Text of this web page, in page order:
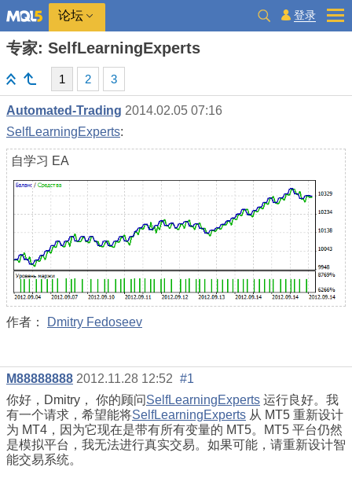
论坛 登录
专家: SelfLearningExperts
1 2 3
Automated-Trading 2014.02.05 07:16
SelfLearningExperts:
自学习 EA
作者： Dmitry Fedoseev
M88888888 2012.11.28 12:52 #1
你好，Dmitry，
你的顾问SelfLearningExperts 运行良好。我
有一个请求，希望能将SelfLearningExperts 从 MT5 重新设计
为 MT4，因为它现在是带有所有变量的 MT5。MT5 平台仍然
是模拟平台，我无法进行真实交易。如果可能，请重新设计智
能交易系统。